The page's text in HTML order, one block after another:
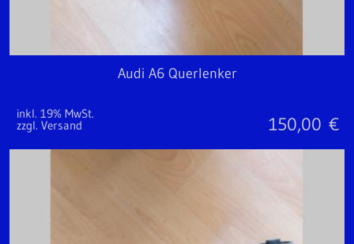
Audi A6 Querlenker
inkl. 19% MwSt.
zzgl. Versand 150,00 €